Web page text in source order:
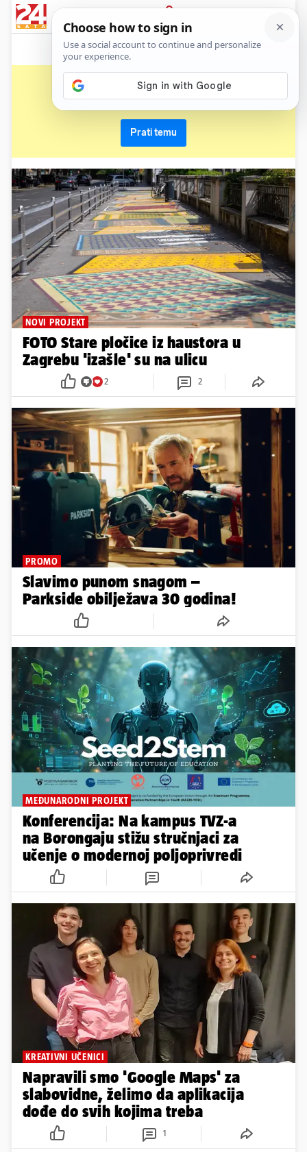
PRIJAVA
News
projekt
Prati temu
NOVI PROJEKT
FOTO Stare pločice iz haustora u
Zagrebu 'izašle' su na ulicu
2 2
PROMO
Slavimo punom snagom –
Parkside obilježava 30 godina!
MEĐUNARODNI PROJEKT
Konferencija: Na kampus TVZ-a
na Borongaju stižu stručnjaci za
učenje o modernoj poljoprivredi
KREATIVNI UČENICI
Napravili smo 'Google Maps' za
slabovidne, želimo da aplikacija
dođe do svih kojima treba
1